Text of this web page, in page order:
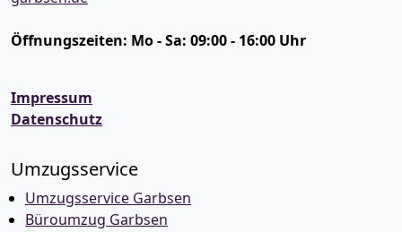
Öffnungszeiten: Mo - Sa: 09:00 - 16:00 Uhr
Impressum
Datenschutz
Umzugsservice
Umzugsservice Garbsen
Büroumzug Garbsen